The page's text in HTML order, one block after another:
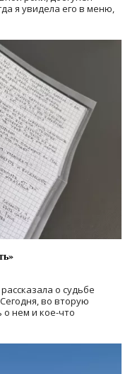
я увидела его в меню,
о судьбе
во вторую
о нем и кое-что